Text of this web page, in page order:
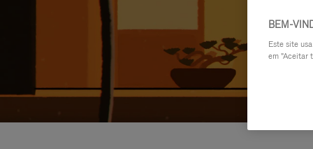
BEM-
Este site
em "Aceitar